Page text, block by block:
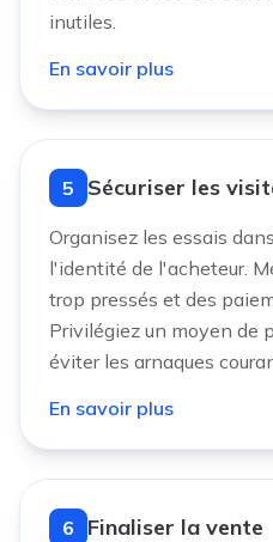
inutiles.
En savoir plus
5 Sécuriser les
Organisez les essais
l'identité de l'acheteur.
trop pressés et des
Privilégiez un moyen de
éviter les arnaques
En savoir plus
6 Finaliser la vente